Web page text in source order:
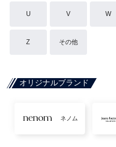
U V W
Z その他
オリジナルブランド
ネノム